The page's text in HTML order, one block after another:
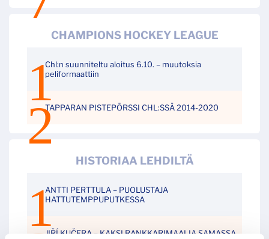
CHAMPIONS HOCKEY LEAGUE
Chl:n suunniteltu aloitus 6.10. – muutoksia
peliformaattiin
TAPPARAN PISTEPÖRSSI CHL:SSÄ 2014-2020
HISTORIAA LEHDILTÄ
ANTTI PERTTULA – PUOLUSTAJA
HATTUTEMPPUPUTKESSA
JIŘÍ KUČERA – KAKSI RANKKARIMAALIA SAMASSA